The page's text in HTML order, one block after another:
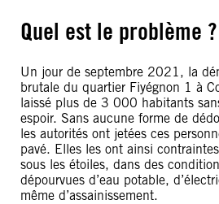
Quel est le problème ?
Un jour de septembre 2021, la
brutale du quartier Fiyégnon 1 à
laissé plus de 3 000 habitants
espoir. Sans aucune forme de
les autorités ont jetées ces
pavé. Elles les ont ainsi
sous les étoiles, dans des
dépourvues d’eau potable,
même d’assainissement.